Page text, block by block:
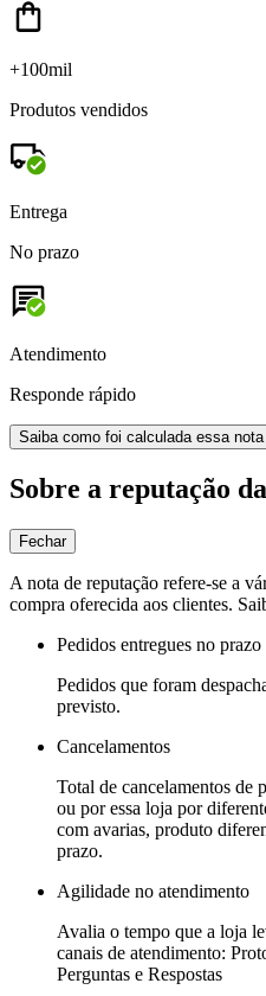
+100mil
Produtos vendidos
Entrega
No prazo
Atendimento
Responde rápido
Saiba como foi calculada essa nota
Sobre a reputação
Fechar
A nota de reputação refere-se a
compra oferecida aos clientes.
Pedidos entregues no prazo
Pedidos que foram
previsto.
Cancelamentos
Total de cancelamentos de
ou por essa loja por
com avarias, produto
prazo.
Agilidade no atendimento
Avalia o tempo que a loja
canais de atendimento:
Perguntas e Respostas